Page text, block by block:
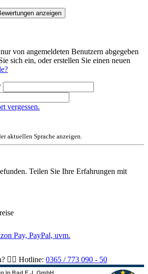
anzeigen
von angemeldeten Benutzern abgegeben
sich ein, oder erstellen Sie einen neuen
vergessen.
aktuellen Sprache anzeigen.
Teilen Sie Ihre Erfahrungen mit
Pay, PayPal, uvm.
👉🏻 Hotline: 0365 / 773 090 - 50